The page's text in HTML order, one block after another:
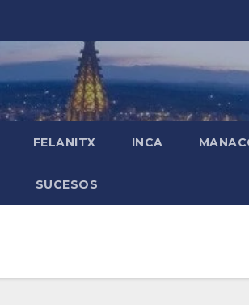
FELANITX INCA
SUCESOS